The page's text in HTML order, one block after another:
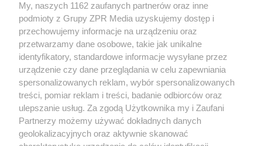
Żaden utwór zamieszczony w serwisie nie może być powielany i
rozpowszechniany lub dalej rozpowszechniany w jakikolwiek sposób
(w tym także elektroniczny lub mechaniczny) na jakimkolwiek polu
eksploatacji w jakiejkolwiek formie, włącznie z umieszczaniem w
Internecie bez pisemnej zgody właściciela praw. Jakiekolwiek użycie
lub wykorzystanie utworów w całości lub w części z naruszeniem
prawa, tzn. bez właściwej zgody, jest zabronione pod groźbą kary i
może być ścigane prawnie.
My, naszych 1162 zaufanych partnerów oraz inne
podmioty z Grupy ZPR Media uzyskujemy dostęp i
przechowujemy informacje na urządzeniu oraz
przetwarzamy dane osobowe, takie jak unikalne
identyfikatory, standardowe informacje wysyłane przez
urządzenie czy dane przeglądania w celu zapewniania
spersonalizowanych reklam, wybór spersonalizowanych
treści, pomiar reklam i treści, badanie odbiorców oraz
ulepszanie usług. Za zgodą Użytkownika my i Zaufani
Partnerzy możemy używać dokładnych danych
geolokalizacyjnych oraz aktywnie skanować